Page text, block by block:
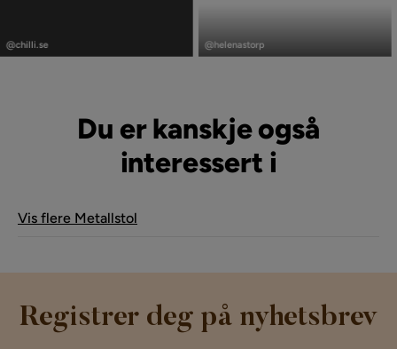
publisert
@chilli.se
publisert
@helenastorp
Du er kanskje også
interessert i
Vis flere Metallstol
Registrer deg på nyhetsbrev